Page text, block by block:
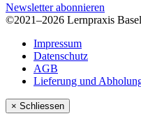
Newsletter abonnieren
©2021–2026 Lernpraxis Basel
Impressum
Datenschutz
AGB
Lieferung und
× Schliessen